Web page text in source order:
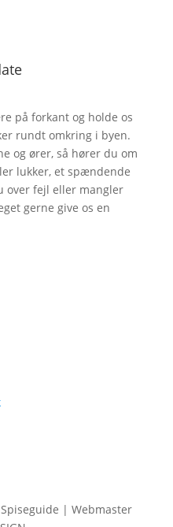
på forkant og holde os
rundt omkring i byen.
og ører, så hører du om
lukker, et spændende
over fejl eller mangler
gerne give os en
| Webmaster